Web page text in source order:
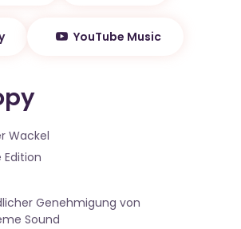
YouTube Music
Wackel
Edition
Genehmigung von
Sound